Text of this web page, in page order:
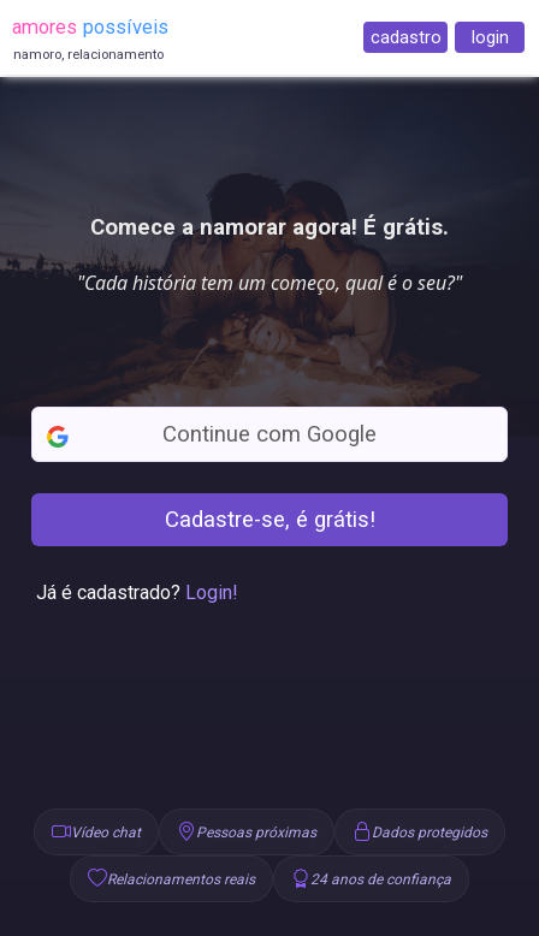
amores possíveis
namoro, relacionamento
cadastro login
Comece a namorar agora! É grátis.
"Cada história tem um começo, qual é o seu?"
Continue com Google
Cadastre-se, é grátis!
Já é cadastrado? Login!
Vídeo chat Pessoas próximas Dados protegidos
Relacionamentos reais 24 anos de confiança